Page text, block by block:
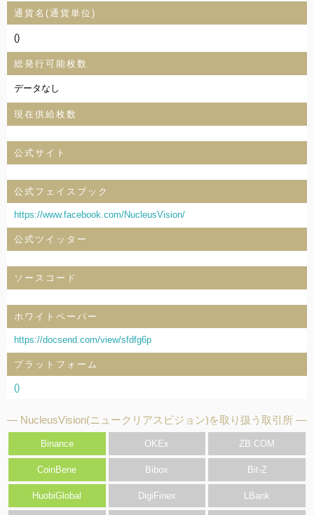
通貨名(通貨単位)
()
総発行可能枚数
データなし
現在供給枚数
公式サイト
公式フェイスブック
https://www.facebook.com/NucleusVision/
公式ツイッター
ソースコード
ホワイトペーパー
https://docsend.com/view/sfdfg6p
プラットフォーム
()
NucleusVision(ニュークリアスビジョン)を取り扱う取引所
Binance OKEx ZB.COM
CoinBene Bibox Bit-Z
HuobiGlobal DigiFinex LBank